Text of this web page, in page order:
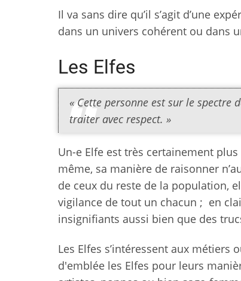
Il va sans dire qu’il s’agit d’une
dans un univers cohérent ou dans
Les Elfes
« Cette personne est sur le spectre
traiter avec respect. »
Un-e Elfe est très certainement
même, sa manière de raisonner
de ceux du reste de la population,
vigilance de tout un chacun ; en
insignifiants aussi bien que des
Les Elfes s’intéressent aux
d'emblée les Elfes pour leurs